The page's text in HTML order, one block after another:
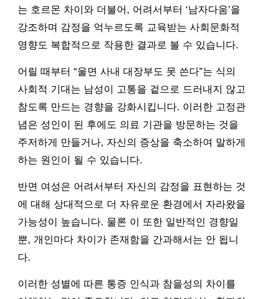
는 호르몬 차이와 더불어, 어려서부터 ‘남자다움’을
강조하며 감정을 억누르도록 교육받는 사회문화적
영향도 복합적으로 작용한 결과로 볼 수 있습니다.
어릴 때부터 “울면 사내 대장부도 못 쓴다”는 식의
사회적 기대는 남성이 고통을 겉으로 드러내지 않고
참도록 만드는 경향을 강화시킵니다. 이러한 고정관
념은 성인이 된 후에도 의료 기관을 방문하는 것을
주저하게 만들거나, 자신의 증상을 축소하여 말하게
하는 원인이 될 수 있습니다.
반면 여성은 어려서부터 자신의 감정을 표현하는 것
에 대해 상대적으로 더 자유로운 환경에서 자라왔을
가능성이 높습니다. 물론 이 또한 일반적인 경향일
뿐, 개인마다 차이가 존재함을 간과해서는 안 됩니
다.
이러한 성별에 따른 통증 인식과 참을성의 차이를